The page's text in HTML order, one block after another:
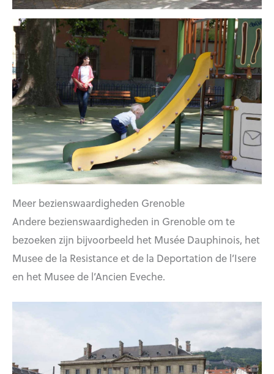
Meer bezienswaardigheden Grenoble
Andere bezienswaardigheden in Grenoble om te
bezoeken zijn bijvoorbeeld het Musée Dauphinois, het
Musee de la Resistance et de la Deportation de l’Isere
en het Musee de l’Ancien Eveche.